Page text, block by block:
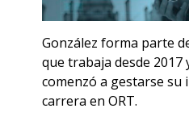
González forma parte
que trabaja desde 2017
comenzó a gestarse
carrera en ORT.